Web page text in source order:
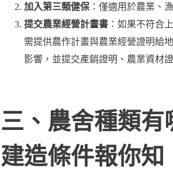
加入第三類健保：僅適用於農業、
提交農業經營計畫書：如果不符合
需提供農作計畫與農業經營證明給
影響，並提交產銷證明、農業資材
三、農舍種類有
建造條件報你知